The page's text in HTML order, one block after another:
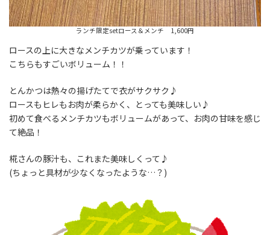
ランチ限定setロース＆メンチ 1,600円
ロースの上に大きなメンチカツが乗っています！
こちらもすごいボリューム！！
とんかつは熱々の揚げたてで衣がサクサク♪
ロースもヒレもお肉が柔らかく、とっても美味しい♪
初めて食べるメンチカツもボリュームがあって、お肉の甘味を感じ
て絶品！
椛さんの豚汁も、これまた美味しくって♪
(ちょっと具材が少なくなったような…？)